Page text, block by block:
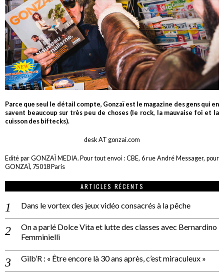
Parce que seul le détail compte, Gonzaï est le magazine des gens qui en
savent beaucoup sur très peu de choses (le rock, la mauvaise foi et la
cuisson des biftecks).
desk AT gonzai.com
Edité par GONZAÏ MEDIA. Pour tout envoi : CBE, 6 rue André Messager, pour
GONZAÏ, 75018 Paris
ARTICLES RÉCENTS
Dans le vortex des jeux vidéo consacrés à la pêche
On a parlé Dolce Vita et lutte des classes avec Bernardino
Femminielli
Gilb’R : « Être encore là 30 ans après, c’est miraculeux »